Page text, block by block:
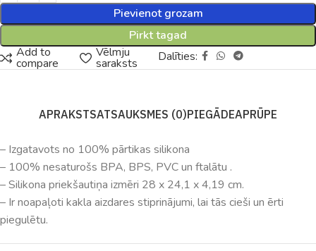
Pievienot grozam
Pirkt tagad
Add to
compare
Vēlmju
saraksts Dalīties:
APRAKSTSATSAUKSMES (0)PIEGĀDEAPRŪPE
– Izgatavots no 100% pārtikas silikona
– 100% nesaturošs BPA, BPS, PVC un ftalātu .
– Silikona priekšautiņa izmēri 28 x 24,1 x 4,19 cm.
– Ir noapaļoti kakla aizdares stiprinājumi, lai tās cieši un ērti
piegulētu.